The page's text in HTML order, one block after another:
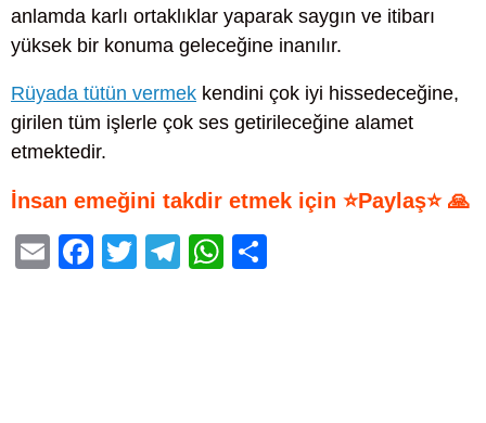
anlamda karlı ortaklıklar yaparak saygın ve itibarı
yüksek bir konuma geleceğine inanılır.
Rüyada tütün vermek kendini çok iyi hissedeceğine,
girilen tüm işlerle çok ses getirileceğine alamet
etmektedir.
İnsan emeğini takdir etmek için ⭐Paylaş⭐ 🙏
E
F
T
T
W